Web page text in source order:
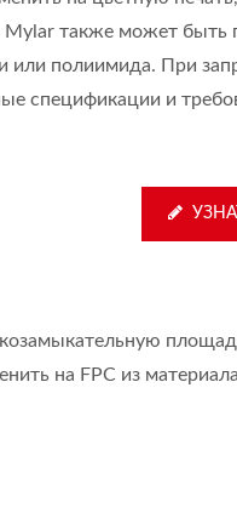
Mylar также может быть
или полиимида. При
спецификации и
на FPC из